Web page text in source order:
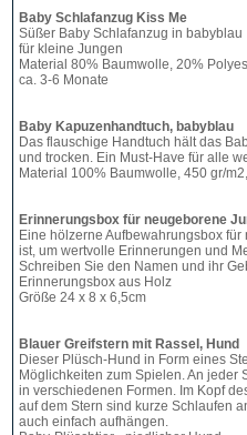
Baby Schlafanzug Kiss Me
Süßer Baby Schlafanzug in babyblau
für kleine Jungen
Material 80% Baumwolle, 20%
ca. 3-6 Monate
Baby Kapuzenhandtuch, babyblau
Das flauschige Handtuch hält das
und trocken. Ein Must-Have für alle
Material 100% Baumwolle, 450 gr/
Erinnerungsbox für neugeborene
Eine hölzerne Aufbewahrungsbox
ist, um wertvolle Erinnerungen und
Schreiben Sie den Namen und ihr
Erinnerungsbox aus Holz
Größe 24 x 8 x 6,5cm
Blauer Greifstern mit Rassel, Hund
Dieser Plüsch-Hund in Form eines
Möglichkeiten zum Spielen. An jeder
in verschiedenen Formen. Im Kopf
auf dem Stern sind kurze Schlaufen
auch einfach aufhängen.